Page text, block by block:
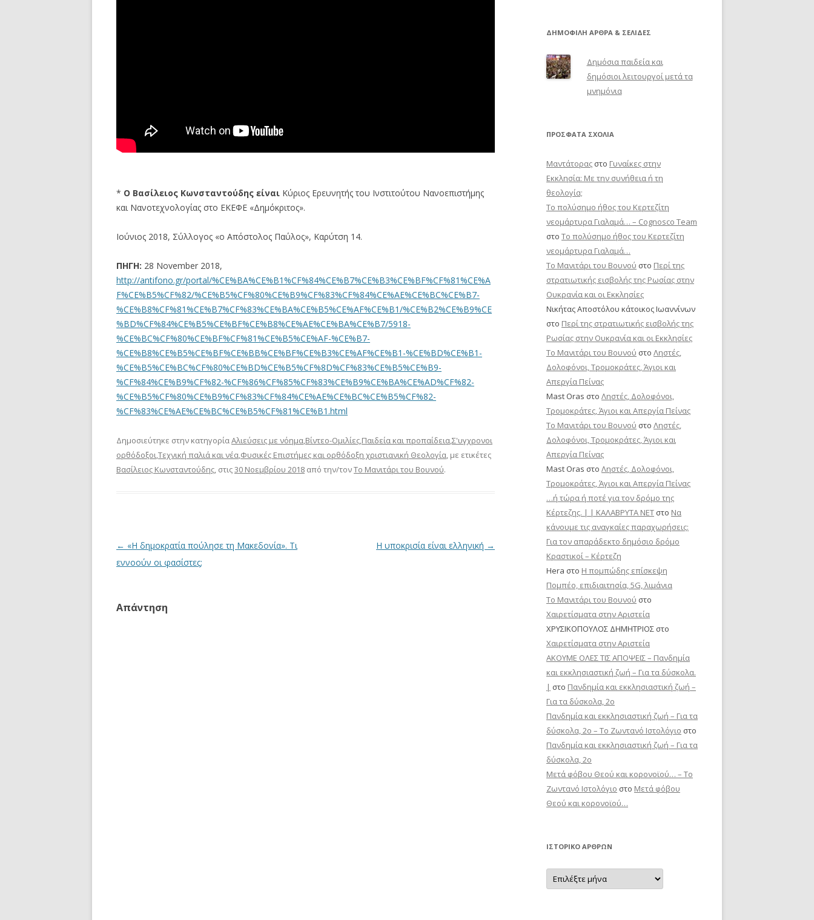
* Ο Βασίλειος Κωνσταντούδης είναι Kύριος Ερευνητής του Ινστιτούτου Νανοεπιστήμης
και Νανοτεχνολογίας στο ΕΚΕΦΕ «Δημόκριτος».
Ιούνιος 2018, Σύλλογος «ο Απόστολος Παύλος», Καρύτση 14.
ΠΗΓΗ: 28 November 2018,
http://antifono.gr/portal/%CE%BA%CE%B1%CF%84%CE%B7%CE%B3%CE%BF%CF%81%CE%A
F%CE%B5%CF%82/%CE%B5%CF%80%CE%B9%CF%83%CF%84%CE%AE%CE%BC%CE%B7-
%CE%B8%CF%81%CE%B7%CF%83%CE%BA%CE%B5%CE%AF%CE%B1/%CE%B2%CE%B9%CE
%BD%CF%84%CE%B5%CE%BF%CE%B8%CE%AE%CE%BA%CE%B7/5918-
%CE%BC%CF%80%CE%BF%CF%81%CE%B5%CE%AF-%CE%B7-
%CE%B8%CE%B5%CE%BF%CE%BB%CE%BF%CE%B3%CE%AF%CE%B1-%CE%BD%CE%B1-
%CE%B5%CE%BC%CF%80%CE%BD%CE%B5%CF%8D%CF%83%CE%B5%CE%B9-
%CF%84%CE%B9%CF%82-%CF%86%CF%85%CF%83%CE%B9%CE%BA%CE%AD%CF%82-
%CE%B5%CF%80%CE%B9%CF%83%CF%84%CE%AE%CE%BC%CE%B5%CF%82-
%CF%83%CE%AE%CE%BC%CE%B5%CF%81%CE%B1.html
Δημοσιεύτηκε στην κατηγορίαΑλιεύσεις με νόημα,Βίντεο-Ομιλίες,Παιδεία και προπαίδεια,Σ'υγχρονοι
ορθόδοξοι,Τεχνική παλιά και νέα,Φυσικές Επιστήμες και ορθόδοξη χριστιανική Θεολογία, με ετικέτες
Βασίλειος Κωνσταντούδης, στις30 Νοεμβρίου 2018 από την/τονΤο Μανιτάρι του Βουνού.
Πλοήγηση
άρθρων
← «Η δημοκρατία πούλησε τη Μακεδονία». Τι
εννοούν οι φασίστες;
H υποκρισία είναι ελληνική →
Απάντηση
ΔΗΜΟΦΙΛΉ ΆΡΘΡΑ & ΣΕΛΊΔΕΣ
Δημόσια παιδεία και
δημόσιοι λειτουργοί μετά τα
μνημόνια
ΠΡΌΣΦΑΤΑ ΣΧΌΛΙΑ
Μαντάτορας στο Γυναίκες στην
Εκκλησία: Με την συνήθεια ή τη
θεολογία;
Το πολύσημο ήθος του Κερτεζίτη
νεομάρτυρα Γιαλαμά… – Cognosco Team
στο Το πολύσημο ήθος του Κερτεζίτη
νεομάρτυρα Γιαλαμά…
Το Μανιτάρι του Βουνού στο Περί της
στρατιωτικής εισβολής της Ρωσίας στην
Ουκρανία και οι Εκκλησίες
Νικήτας Αποστόλου κάτοικος Ιωαννίνων
στο Περί της στρατιωτικής εισβολής της
Ρωσίας στην Ουκρανία και οι Εκκλησίες
Το Μανιτάρι του Βουνού στο Ληστές,
Δολοφόνοι, Τρομοκράτες, Άγιοι και
Απεργία Πείνας
Mast Oras στο Ληστές, Δολοφόνοι,
Τρομοκράτες, Άγιοι και Απεργία Πείνας
Το Μανιτάρι του Βουνού στο Ληστές,
Δολοφόνοι, Τρομοκράτες, Άγιοι και
Απεργία Πείνας
Mast Oras στο Ληστές, Δολοφόνοι,
Τρομοκράτες, Άγιοι και Απεργία Πείνας
…ή τώρα ή ποτέ για τον δρόμο της
Κέρτεζης. | | ΚΑΛΑΒΡΥΤΑ ΝΕΤ στο Να
κάνουμε τις αναγκαίες παραχωρήσεις:
Για τον απαράδεκτο δημόσιο δρόμο
Κραστικοί – Κέρτεζη
Hera στο Η πομπώδης επίσκεψη
Πομπέο, επιδιαιτησία, 5G, λιμάνια
Το Μανιτάρι του Βουνού στο
Χαιρετίσματα στην Αριστεία
ΧΡΥΣΙΚΟΠΟΥΛΟΣ ΔΗΜΗΤΡΙΟΣ στο
Χαιρετίσματα στην Αριστεία
ΑΚΟΥΜΕ ΟΛΕΣ ΤΙΣ ΑΠΟΨΕΙΣ – Πανδημία
και εκκλησιαστική ζωή – Για τα δύσκολα.
| στο Πανδημία και εκκλησιαστική ζωή –
Για τα δύσκολα, 2ο
Πανδημία και εκκλησιαστική ζωή – Για τα
δύσκολα, 2ο – Το Zωντανό Iστολόγιο στο
Πανδημία και εκκλησιαστική ζωή – Για τα
δύσκολα, 2ο
Μετά φόβου Θεού και κορονοϊού… – Το
Zωντανό Iστολόγιο στο Μετά φόβου
Θεού και κορονοϊού…
ΙΣΤΟΡΙΚΌ ΆΡΘΡΩΝ
Ιστορικό
Άρθρων